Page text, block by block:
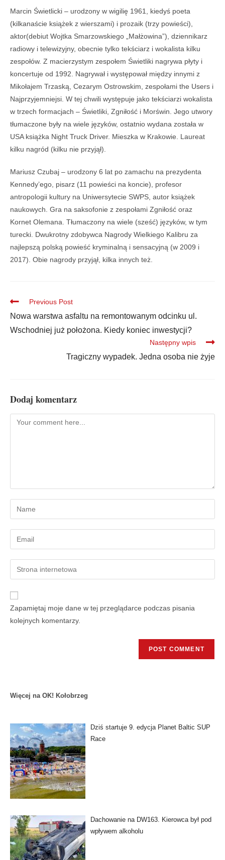
Marcin Świetlicki – urodzony w wigilię 1961, kiedyś poeta
(kilkanaście książek z wierszami) i prozaik (trzy powieści),
aktor(debiut Wojtka Smarzowskiego „Małżowina”), dziennikarz
radiowy i telewizyjny, obecnie tylko tekściarz i wokalista kilku
zespołów. Z macierzystym zespołem Świetliki nagrywa płyty i
koncertuje od 1992. Nagrywał i występował między innymi z
Mikołajem Trzaską, Cezarym Ostrowskim, zespołami the Users i
Najprzyjemniejsi. W tej chwili występuje jako tekściarzi wokalista
w trzech formacjach – Świetliki, Zgniłość i Morświn. Jego utwory
tłumaczone były na wiele języków, ostatnio wydana została w
USA książka Night Truck Driver. Mieszka w Krakowie. Laureat
kilku nagród (kilku nie przyjął).
Mariusz Czubaj – urodzony 6 lat po zamachu na prezydenta
Kennedy’ego, pisarz (11 powieści na koncie), profesor
antropologii kultury na Uniwersytecie SWPS, autor książek
naukowych. Gra na saksofonie z zespołami Zgniłość oraz
Kornet Olemana. Tłumaczony na wiele (sześć) języków, w tym
turecki. Dwukrotny zdobywca Nagrody Wielkiego Kalibru za
najlepszą polską powieść kryminalną i sensacyjną (w 2009 i
2017). Obie nagrody przyjął, kilka innych też.
Previous Post
Nowa warstwa asfaltu na remontowanym odcinku ul.
Wschodniej już położona. Kiedy koniec inwestycji?
Następny wpis
Tragiczny wypadek. Jedna osoba nie żyje
Dodaj komentarz
Zapamiętaj moje dane w tej przeglądarce podczas pisania
kolejnych komentarzy.
Więcej na OK! Kołobrzeg
Dziś startuje 9. edycja Planet Baltic SUP
Race
Dachowanie na DW163. Kierowca był pod
wpływem alkoholu